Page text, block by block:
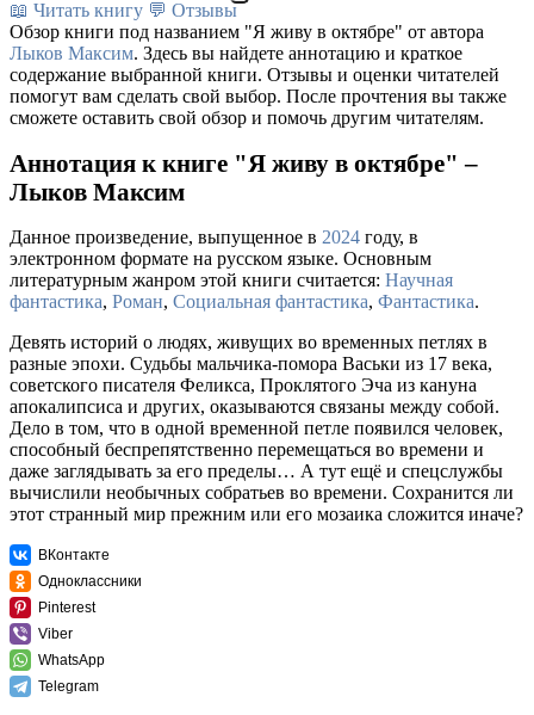
📖 Читать книгу 💬 Отзывы
Обзор книги под названием "Я живу в октябре" от автора
Лыков Максим. Здесь вы найдете аннотацию и краткое
содержание выбранной книги. Отзывы и оценки читателей
помогут вам сделать свой выбор. После прочтения вы также
сможете оставить свой обзор и помочь другим читателям.
Аннотация к книге "Я живу в октябре" –
Лыков Максим
Данное произведение, выпущенное в 2024 году, в
электронном формате на русском языке. Основным
литературным жанром этой книги считается: Научная
фантастика, Роман, Социальная фантастика, Фантастика.
Девять историй о людях, живущих во временных петлях в
разные эпохи. Судьбы мальчика-помора Васьки из 17 века,
советского писателя Феликса, Проклятого Эча из кануна
апокалипсиса и других, оказываются связаны между собой.
Дело в том, что в одной временной петле появился человек,
способный беспрепятственно перемещаться во времени и
даже заглядывать за его пределы… А тут ещё и спецслужбы
вычислили необычных собратьев во времени. Сохранится ли
этот странный мир прежним или его мозаика сложится иначе?
ВКонтакте
Одноклассники
Pinterest
Viber
WhatsApp
Telegram